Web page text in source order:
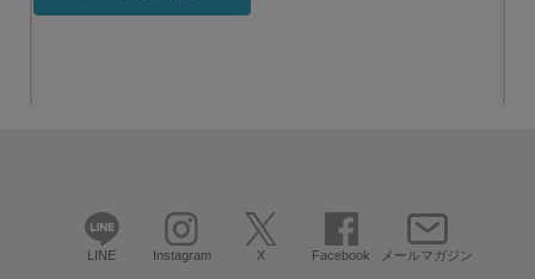
LINE Instagram X Facebook メールマガジン